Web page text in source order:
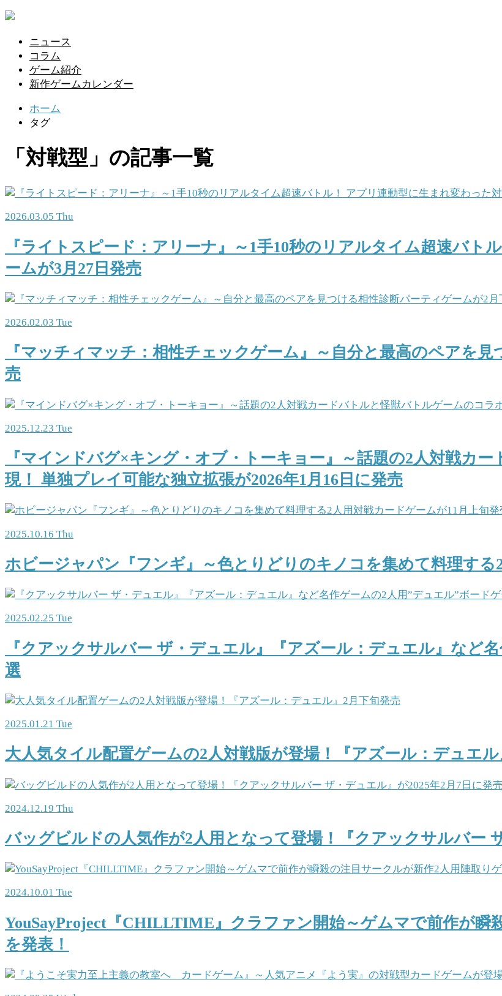
ニュース
コラム
ゲーム紹介
新作ゲームカレンダー
ホーム
タグ
「対戦型」の記事一覧
2026.03.05 Thu
『ライトスピード：アリーナ』～1手10秒のリアルタイム超速バト
ームが3月27日発売
2026.02.03 Tue
『マッチィマッチ：相性チェックゲーム』～自分と最高のペアを
売
2025.12.23 Tue
『マインドバグ×キング・オブ・トーキョー』～話題の2人対戦カ
現！ 単独プレイ可能な独立拡張が2026年1月16日に発売
2025.10.16 Thu
ホビージャパン『フンギ』～色とりどりのキノコを集めて料理する
2025.02.25 Tue
『クアックサルバー ザ・デュエル』『アズール：デュエル』など
選
2025.01.21 Tue
大人気タイル配置ゲームの2人対戦版が登場！『アズール：デュエ
2024.12.19 Thu
バッグビルドの人気作が2人用となって登場！『クアックサルバー
2024.10.01 Tue
YouSayProject『CHILLTIME』クラファン開始～ゲムマで前作が瞬
を発表！